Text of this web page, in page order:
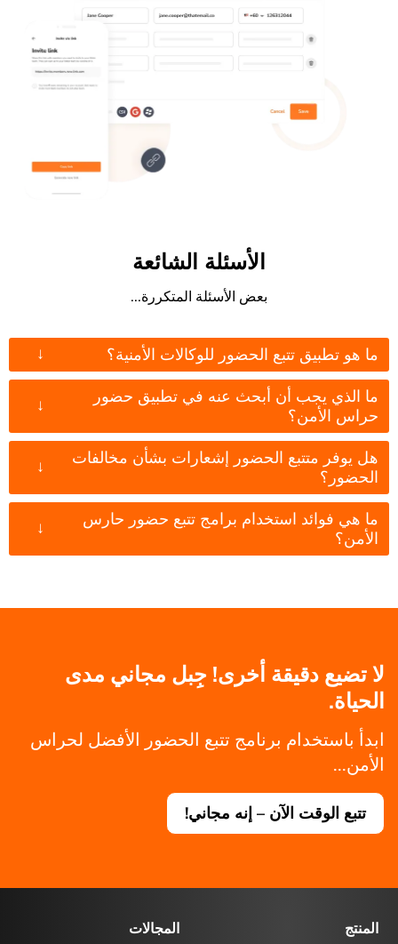
الأسئلة الشائعة
بعض الأسئلة المتكررة...
ما هو تطبيق تتبع الحضور للوكالات الأمنية؟ ↓
ما الذي يجب أن أبحث عنه في تطبيق حضور
حراس الأمن؟
↓
هل يوفر متتبع الحضور إشعارات بشأن مخالفات
الحضور؟
↓
ما هي فوائد استخدام برامج تتبع حضور حارس
الأمن؟
↓
لا تضيع دقيقة أخرى! جِبل مجاني مدى
الحياة.
ابدأ باستخدام برنامج تتبع الحضور الأفضل لحراس
الأمن...
تتبع الوقت الآن – إنه مجاني!
المنتج
المجالات